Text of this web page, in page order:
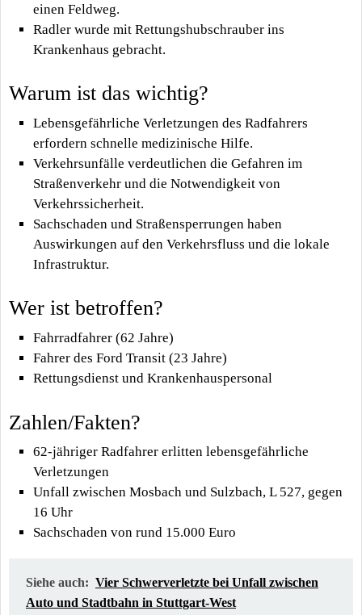
einen Feldweg.
Radler wurde mit Rettungshubschrauber ins
Krankenhaus gebracht.
Warum ist das wichtig?
Lebensgefährliche Verletzungen des Radfahrers
erfordern schnelle medizinische Hilfe.
Verkehrsunfälle verdeutlichen die Gefahren im
Straßenverkehr und die Notwendigkeit von
Verkehrssicherheit.
Sachschaden und Straßensperrungen haben
Auswirkungen auf den Verkehrsfluss und die lokale
Infrastruktur.
Wer ist betroffen?
Fahrradfahrer (62 Jahre)
Fahrer des Ford Transit (23 Jahre)
Rettungsdienst und Krankenhauspersonal
Zahlen/Fakten?
62-jähriger Radfahrer erlitten lebensgefährliche
Verletzungen
Unfall zwischen Mosbach und Sulzbach, L 527, gegen
16 Uhr
Sachschaden von rund 15.000 Euro
Siehe auch: Vier Schwerverletzte bei Unfall zwischen
Auto und Stadtbahn in Stuttgart-West